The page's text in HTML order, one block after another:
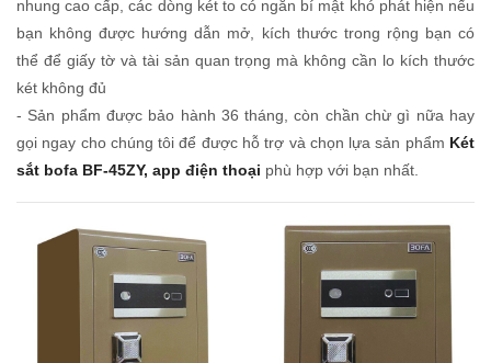
nhung cao cấp, các dòng két to có ngăn bí mật khó phát hiện nếu
bạn không được hướng dẫn mở, kích thước trong rộng bạn có
thể để giấy tờ và tài sản quan trọng mà không cần lo kích thước
két không đủ
- Sản phẩm được bảo hành 36 tháng, còn chần chừ gì nữa hay
gọi ngay cho chúng tôi để được hỗ trợ và chọn lựa sản phẩm Két
sắt bofa BF-45ZY, app điện thoại phù hợp với bạn nhất.